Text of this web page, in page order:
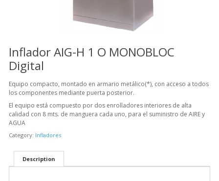
Inflador AIG-H 1 O MONOBLOC
Digital
Equipo compacto, montado en armario metálico(*), con acceso a todos
los componentes mediante puerta posterior.
El equipo está compuesto por dos enrolladores interiores de alta
calidad con 8 mts. de manguera cada uno, para el suministro de AIRE y
AGUA
Category: Infladores
Description